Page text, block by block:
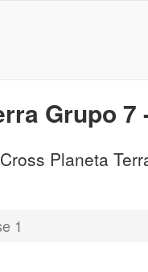
Grupo 7
Planeta
1